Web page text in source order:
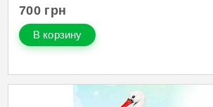
700 грн
В корзину